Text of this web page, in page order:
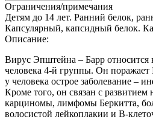
Ограничения/примечания
Детям до 14 лет. Ранний белок,
Капсулярный, капсидный белок.
Описание:
Вирус Эпштейна – Барр относится
человека 4-й группы. Он
у человека острое заболевание –
Кроме того, он связан с развитием
карциномы, лимфомы Беркитта,
волосистой лейкоплакии и В-